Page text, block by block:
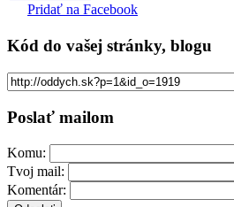
Pridať na Facebook
Kód do vašej stránky, blogu
Poslať mailom
Komu:
Tvoj mail:
Komentár: